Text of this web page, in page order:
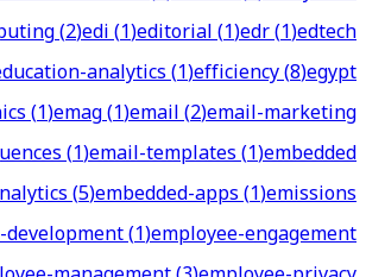
(2)edi(1)editorial(1)edr(1)edtech
analytics(1)efficiency(8)egypt
(1)emag(1)email(2)email-marketing
(1)email-templates(1)embedded
(5)embedded-apps(1)emissions
(1)employee-engagement